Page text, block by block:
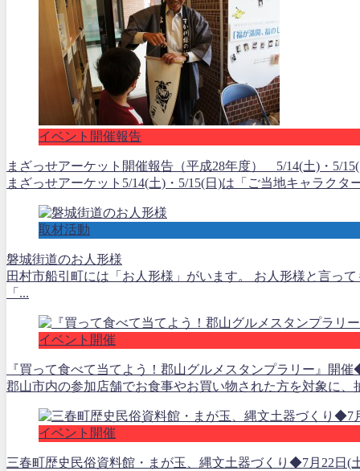
イベント開催報告
まざっせアーケット開催報告（平成28年度） 5/14(土)・5/
まざっせアーケット5/14(土)・5/15(日)は「ご当地キャラク
取材活動
磐城街道のお人形様
田村市船引町には「お人形様」がいます。 お人形様と言っ
「...
イベント開催
『買って食べて当てよう！郡山グルメスタンプラリー』開
郡山市内の参加店舗でお食事やお買い物された方を対象に
イベント開催
三春町歴史民俗資料館・まが玉、縄文土器づくり◆7月22日(